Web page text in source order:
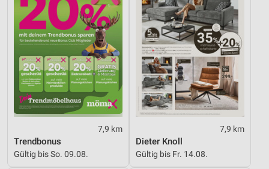
7,9 km
Trendbonus
Gültig bis So. 09.08.
7,9 km
Dieter Knoll
Gültig bis Fr. 14.08.
Entwicklung und Verbesserung der Angebote
Verwendung reduzierter Daten zur Auswahl von
Inhalten
IAB-Besonderheiten:
Verwendung genauer Standortdaten
Geräte anhand von aktiv angeforderten
Informationen identifizieren
Nicht-IAB-Verarbeitungszwecke:
Notwendig